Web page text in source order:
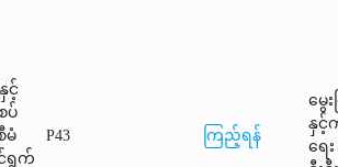
င့်
ပ်
မံ
ရွက်
P43 ကြည့်ရန်
မွေး
နှ
ရေး